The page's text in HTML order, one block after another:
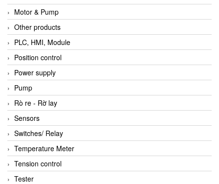
Motor & Pump
Other products
PLC, HMI, Module
Position control
Power supply
Pump
Rò re - Rờ lay
Sensors
Switches/ Relay
Temperature Meter
Tension control
Tester